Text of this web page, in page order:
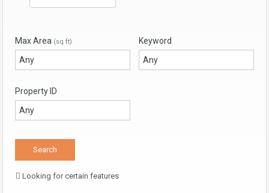
Max Area (sq ft) Keyword
Property ID
Looking for certain features